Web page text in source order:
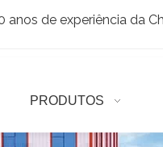
de experiência da
PRODUTOS